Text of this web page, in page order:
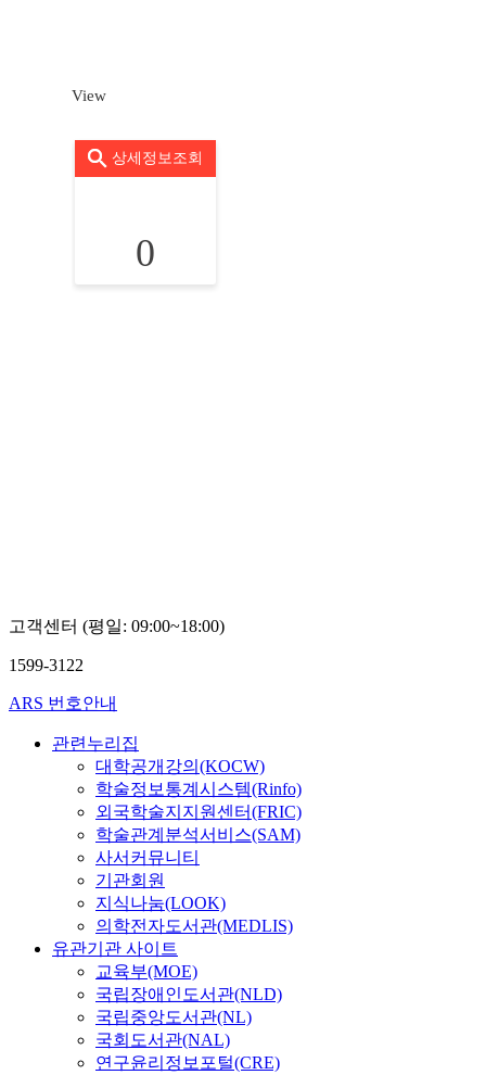
View
상세정보조회
0
고객센터 (평일: 09:00~18:00)
1599-3122
ARS 번호안내
관련누리집
대학공개강의(KOCW)
학술정보통계시스템(Rinfo)
외국학술지지원센터(FRIC)
학술관계분석서비스(SAM)
사서커뮤니티
기관회원
지식나눔(LOOK)
의학전자도서관(MEDLIS)
유관기관 사이트
교육부(MOE)
국립장애인도서관(NLD)
국립중앙도서관(NL)
국회도서관(NAL)
연구윤리정보포털(CRE)